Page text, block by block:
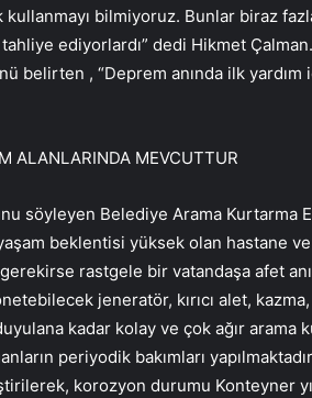
bilmiyoruz. Bunlar biraz
ediyorlardı” dedi Hikmet
, “Deprem anında ilk yardım
ALANLARINDA MEVCUTTUR
söyleyen Belediye Arama Kurtarma
beklentisi yüksek olan hastane
rastgele bir vatandaşa afet
jeneratör, kırıcı alet,
kadar kolay ve çok ağır arama
periyodik bakımları
korozyon durumu Konteyner